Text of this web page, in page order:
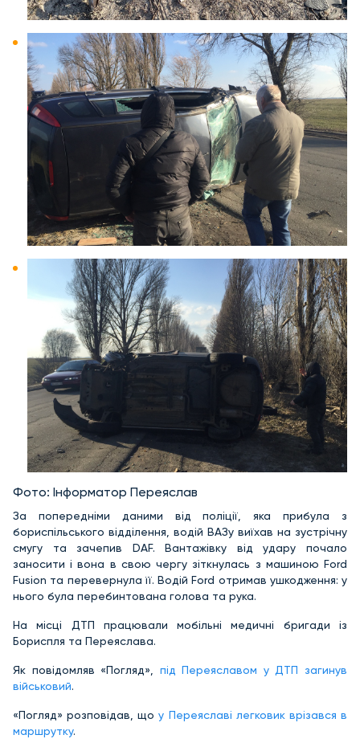
Фото: Інформатор Переяслав
За попередніми даними від поліції, яка прибула з
бориспільського відділення, водій ВАЗу виїхав на зустрічну
смугу та зачепив DAF. Вантажівку від удару почало
заносити і вона в свою чергу зіткнулась з машиною Ford
Fusion та перевернула її. Водій Ford отримав ушкодження: у
нього була перебинтована голова та рука.
На місці ДТП працювали мобільні медичні бригади із
Бориспля та Переяслава.
Як повідомляв «Погляд», під Переяславом у ДТП загинув
військовий.
«Погляд» розповідав, щоу Переяславі легковик врізався в
маршрутку.